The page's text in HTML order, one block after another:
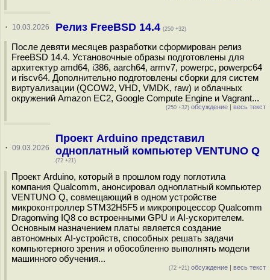
· 10.03.2026 Релиз FreeBSD 14.4 (250 +32)
После девяти месяцев разработки сформирован релиз
FreeBSD 14.4. Установочные образы подготовлены для
архитектур amd64, i386, aarch64, armv7, powerpc, powerpc64
и riscv64. Дополнительно подготовлены сборки для систем
виртуализации (QCOW2, VHD, VMDK, raw) и облачных
окружений Amazon EC2, Google Compute Engine и Vagrant...
(250 +32) обсуждение | весь текст
· 09.03.2026
Проект Arduino представил
одноплатный компьютер VENTUNO Q
(72 +21)
Проект Arduino, который в прошлом году поглотила
компания Qualcomm, анонсировал одноплатный компьютер
VENTUNO Q, совмещающий в одном устройстве
микроконтроллер STM32H5F5 и микропроцессор Qualcomm
Dragonwing IQ8 со встроенными GPU и AI-ускорителем.
Основным назначением платы является создание
автономных AI-устройств, способных решать задачи
компьютерного зрения и обособленно выполнять модели
машинного обучения...
(72 +21) обсуждение | весь текст